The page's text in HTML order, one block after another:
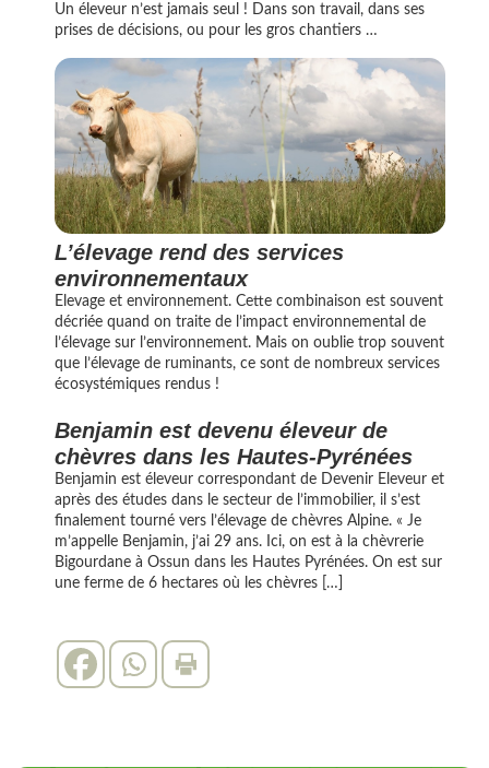
Un éleveur n’est jamais seul ! Dans son travail, dans ses
prises de décisions, ou pour les gros chantiers …
L’élevage rend des services
environnementaux
Elevage et environnement. Cette combinaison est souvent
décriée quand on traite de l’impact environnemental de
l’élevage sur l’environnement. Mais on oublie trop souvent
que l’élevage de ruminants, ce sont de nombreux services
écosystémiques rendus !
Benjamin est devenu éleveur de
chèvres dans les Hautes-Pyrénées
Benjamin est éleveur correspondant de Devenir Eleveur et
après des études dans le secteur de l’immobilier, il s’est
finalement tourné vers l’élevage de chèvres Alpine. « Je
m’appelle Benjamin, j’ai 29 ans. Ici, on est à la chèvrerie
Bigourdane à Ossun dans les Hautes Pyrénées. On est sur
une ferme de 6 hectares où les chèvres […]